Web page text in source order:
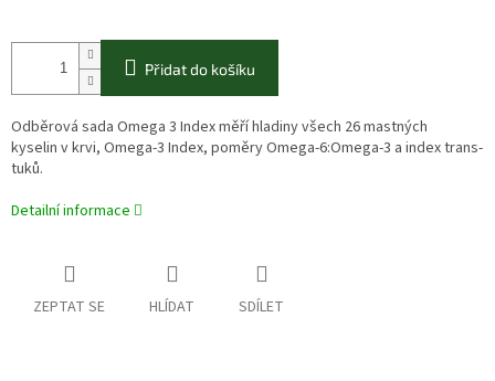
Přidat do košíku
Odběrová sada Omega 3 Index měří hladiny všech 26 mastných
kyselin v krvi, Omega-3 Index, poměry Omega-6:Omega-3 a index trans-
tuků.
Detailní informace
ZEPTAT SE HLÍDAT SDÍLET